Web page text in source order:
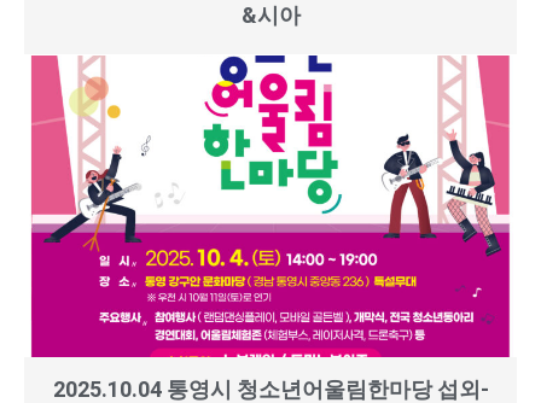
&시아
2025.10.04 통영시 청소년어울림한마당 섭외-